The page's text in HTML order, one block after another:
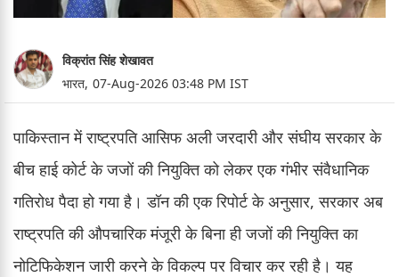
विक्रांत सिंह शेखावत
भारत, 07-Aug-2026 03:48 PM IST
पाकिस्तान में राष्ट्रपति आसिफ अली जरदारी और संघीय सरकार के
बीच हाई कोर्ट के जजों की नियुक्ति को लेकर एक गंभीर संवैधानिक
गतिरोध पैदा हो गया है। डॉन की एक रिपोर्ट के अनुसार, सरकार अब
राष्ट्रपति की औपचारिक मंजूरी के बिना ही जजों की नियुक्ति का
नोटिफिकेशन जारी करने के विकल्प पर विचार कर रही है। यह